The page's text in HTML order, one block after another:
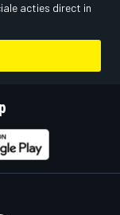
acties direct in